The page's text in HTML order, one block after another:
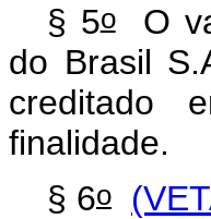
§ 5oO
do Brasil
creditado
finalidade.
§ 6o